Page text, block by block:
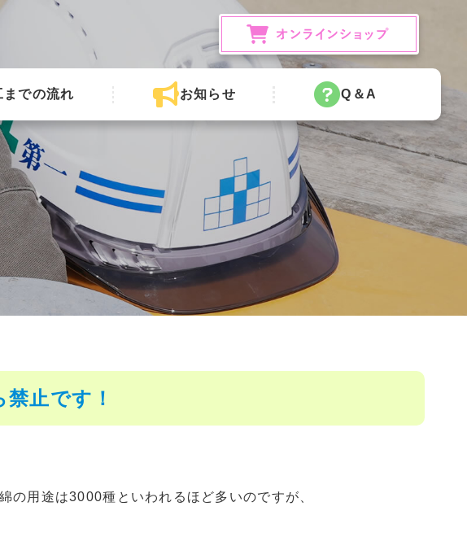
までの流れ お知らせ Q＆A
止です！
の用途は3000種といわれるほど多いのですが、